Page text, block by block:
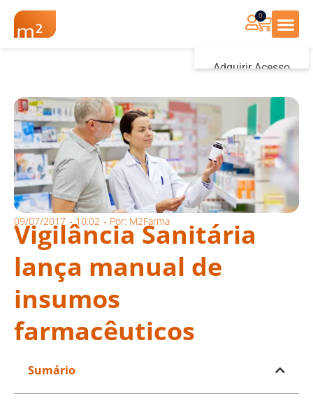
Adquirir Acesso
0
09/07/2017 - 10:02 - Por: M2Farma
Vigilância Sanitária
lança manual de
insumos
farmacêuticos
Sumário